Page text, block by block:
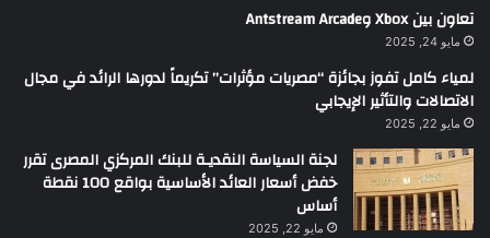
تعاون بين Xbox وAntstream Arcade
مايو 24, 2025
لمياء كامل تفوز بجائزة “مصريات مؤثرات” تكريماً لدورها الرائد في مجال
الاتصالات والتأثير الإيجابي
مايو 22, 2025
لجنة السياسة النقديـة للبنك المركزي المصرى تقرر
خفض أسعار العائد الأساسية بواقع 100 نقطة
أساس
مايو 22, 2025